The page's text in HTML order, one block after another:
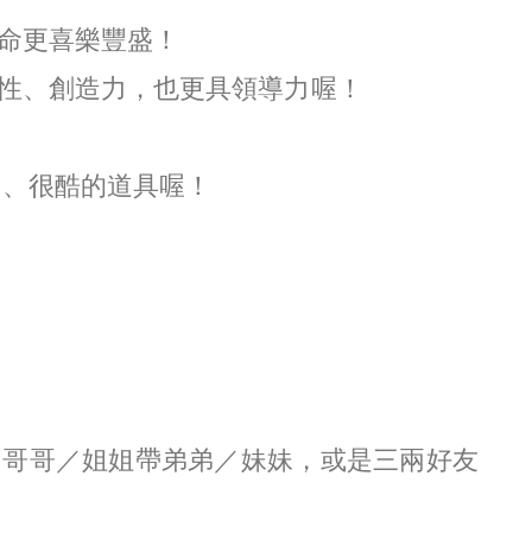
更喜樂豐盛！
、創造力，也更具領導力喔！
很酷的道具喔！
哥／姐姐帶弟弟／妹妹，或是三兩好友